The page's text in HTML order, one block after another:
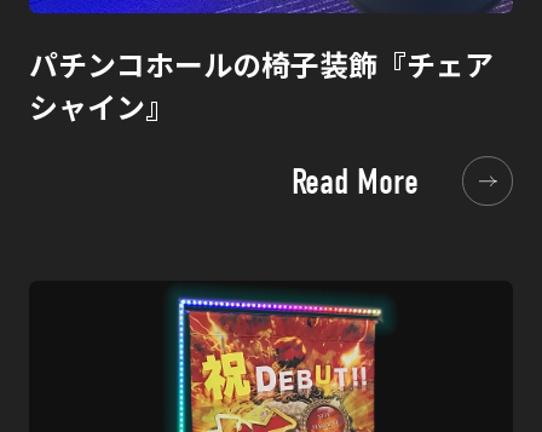
パチンコホールの椅子装飾『チェア
シャイン』
Read More